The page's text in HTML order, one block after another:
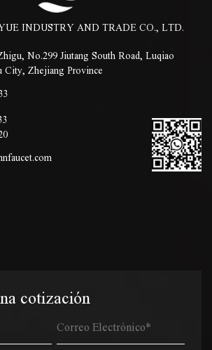
INDUSTRY AND TRADE CO., LTD.
No.299 Jiutang South Road, Luqiao
City, Zhejiang Province
cotización